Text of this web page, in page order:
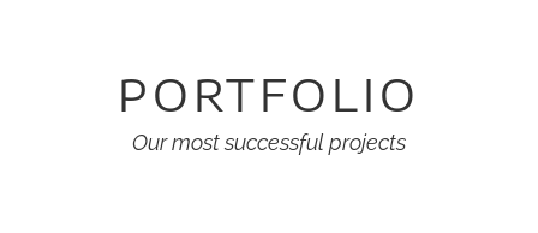
PORTFOLIO
Our most successful projects